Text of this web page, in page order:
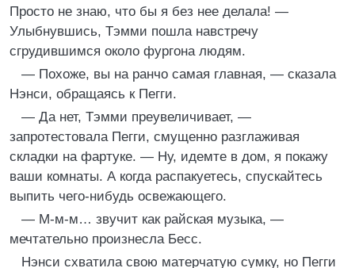
Просто не знаю, что бы я без нее делала! —
Улыбнувшись, Тэмми пошла навстречу
сгрудившимся около фургона людям.
— Похоже, вы на ранчо самая главная, — сказала
Нэнси, обращаясь к Пегги.
— Да нет, Тэмми преувеличивает, —
запротестовала Пегги, смущенно разглаживая
складки на фартуке. — Ну, идемте в дом, я покажу
ваши комнаты. А когда распакуетесь, спускайтесь
выпить чего-нибудь освежающего.
— М-м-м… звучит как райская музыка, —
мечтательно произнесла Бесс.
Нэнси схватила свою матерчатую сумку, но Пегги